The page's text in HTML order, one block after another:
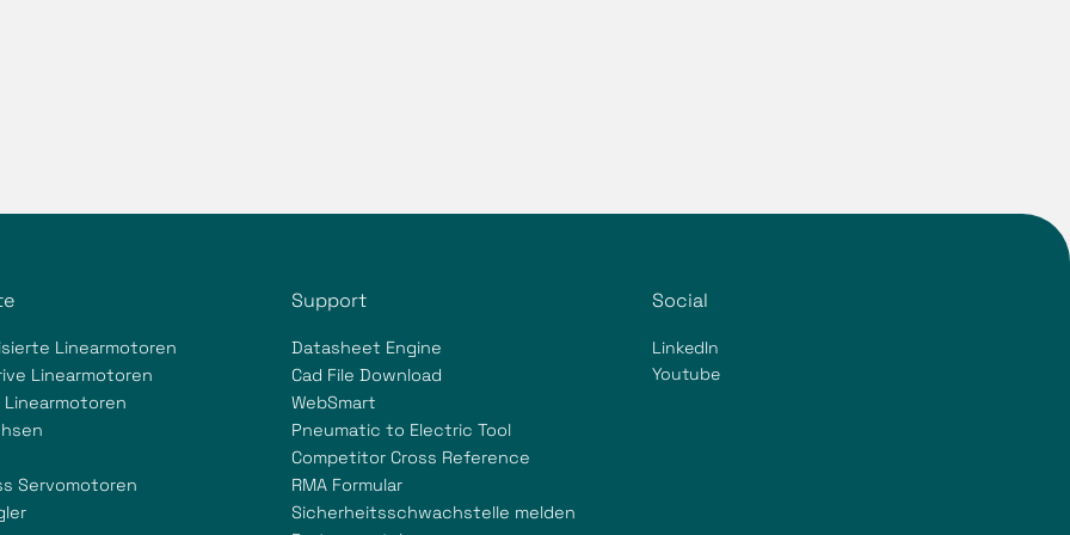
Linearmotoren
Linearmotoren
Servomotoren
Support
Datasheet Engine
Cad File Download
WebSmart
Pneumatic to Electric Tool
Competitor Cross Reference
RMA Formular
Sicherheitsschwachstelle melden
Social
LinkedIn
Youtube